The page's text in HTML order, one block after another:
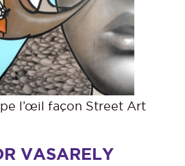
l’œil façon Street Art
VASARELY